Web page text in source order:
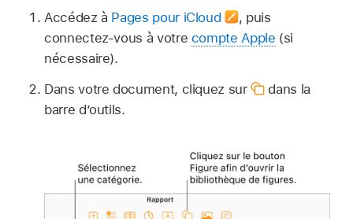
Accédez à Pages pour iCloud , puis
connectez-vous à votre compte Apple (si
nécessaire).
Dans votre document, cliquez sur
dans la
barre d’outils.